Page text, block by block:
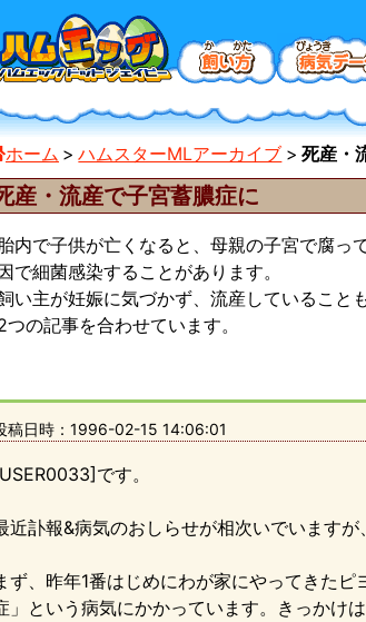
ホーム ハムスターMLアーカイブ 死産・
産・流産で子宮蓄膿症に
内で子供が亡くなると、母親の子宮で腐っ
で細菌感染することがあります。
い主が妊娠に気づかず、流産していること
つの記事を合わせています。
稿日時： 1996-02-15 14:06:01
です。
近訃報&病気のおしらせが相次いでいますが
ず、昨年1番はじめにわが家にやってきた
」という病気にかかっています。きっかけ